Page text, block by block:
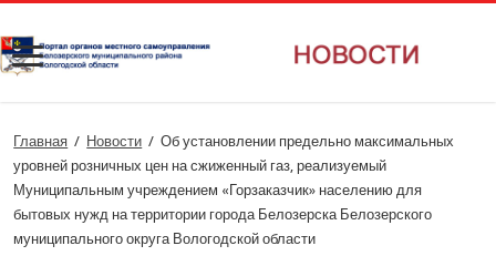
Главная / Новости / Об установлении предельно максимальных
уровней розничных цен на сжиженный газ, реализуемый
Муниципальным учреждением «Горзаказчик» населению для
бытовых нужд на территории города Белозерска Белозерского
муниципального округа Вологодской области